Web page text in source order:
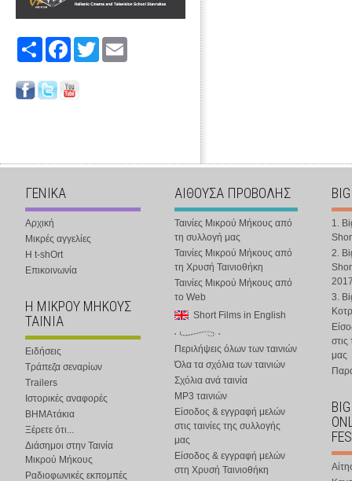
Share FacebookTwitter
ΓΕΝΙΚΑ
Αρχική
Μικρές αγγελίες
Η t-shOrt
Επικοινωνία
Η ΜΙΚΡΟΥ ΜΗΚΟΥΣ
ΤΑΙΝΙΑ
Ειδήσεις
Τράπεζα σεναρίων
Trailers
Ιστορικές αναφορές
ΒΗΜΑτάκια
Ξέρετε ότι...
Διάσημοι στην Ταινία
Μικρού Μήκους
Ραδιοφωνικές εκπομπές
ΑΙΘΟΥΣΑ ΠΡΟΒΟΛΗΣ
Ταινίες Μικρού Μήκους από
τη συλλογή μας
Ταινίες Μικρού Μήκους από
τη Χρυσή Ταινιοθήκη
Ταινίες Μικρού Μήκους από
το Web
Short Films in English
Περιλήψεις όλων των ταινιών
Όλα τα σχόλια των ταινιών
Σχόλια ανά ταινία
MP3 ταινιών
Είσοδος & εγγραφή μελών
στις ταινίες της συλλογής
μας
Είσοδος & εγγραφή μελών
στη Χρυσή Ταινιοθήκη
1.
2.
3.
στις
μας